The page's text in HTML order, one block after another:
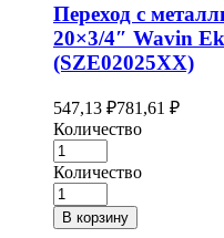
Переход с
20×3/4″ Wavin
(SZE02025XX)
547,13 ₽781,61 ₽
Количество
Количество
В корзину